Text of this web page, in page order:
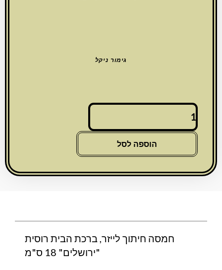
גימור ניקל
ברכת
הבית
הוספה לסל
חמסה חיתוך לייזר, ברכת הבית רוסית
"ירושלים" 18 ס"מ